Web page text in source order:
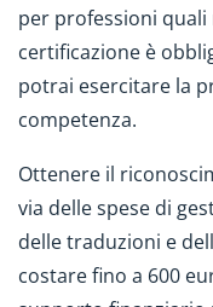
per professioni quali
certificazione è
potrai esercitare la
competenza.
Ottenere il
via delle spese di
delle traduzioni e
costare fino a 600